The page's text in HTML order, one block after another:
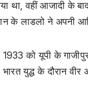
वहीं आजादी के
के लाडलो ने अपनी
को यूपी के
युद्ध के दौरान